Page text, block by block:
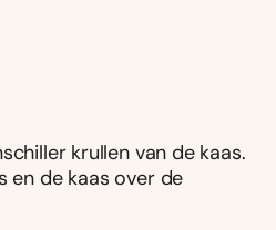
krullen van de kaas.
en de kaas over de